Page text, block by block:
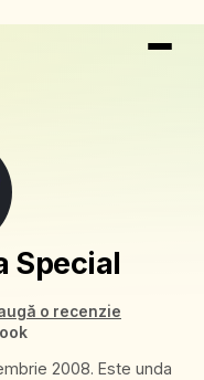
Special
o recenzie
2008. Este unda